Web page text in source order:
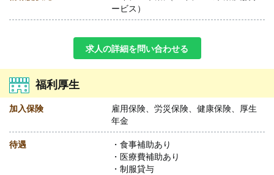
ービス）
求人の詳細を問い合わせる
福利厚生
加入保険
雇用保険、労災保険、健康保険、厚生
年金
待遇
・食事補助あり
・医療費補助あり
・制服貸与